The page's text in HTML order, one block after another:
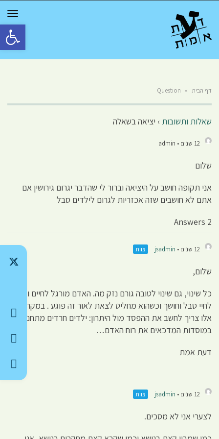
פתח
דף הבית »
Question
שאלות ותשובות › יציאה בשאלה
12 שנים • admin
שלום
אני תקופה חושב על היציאה וברור לי שהדבר יגרום גירושין אם
אתם לא חושבים שזה אכזריות לגרום לילדים סבל
2 Answers
12 שנים • jsadmin צוות
שלום,
כל שינוי, גם שינוי לטובה גורם נזק מה. האדם מורגל לחיים ואפילו
לחיי סבל וחושך וכשהוא מחליט לצאת לאור זה פוגע . במקרים
אלו צריך לחשב את ההפסד מול היתרון: ילדים חרדים מתחנכים
במוסדות המדכאים את רוח האדם…
דעת אמת
12 שנים • jsadmin צוות
לצערי אני לא מסכים.